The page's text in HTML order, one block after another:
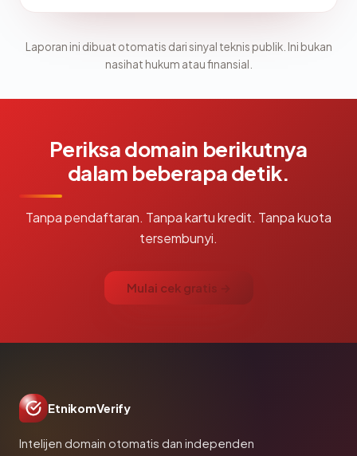
Laporan ini dibuat otomatis dari sinyal teknis publik. Ini bukan
nasihat hukum atau finansial.
Periksa domain berikutnya
dalam beberapa detik.
Tanpa pendaftaran. Tanpa kartu kredit. Tanpa kuota
tersembunyi.
Mulai cek gratis →
EtnikomVerify
Intelijen domain otomatis dan independen